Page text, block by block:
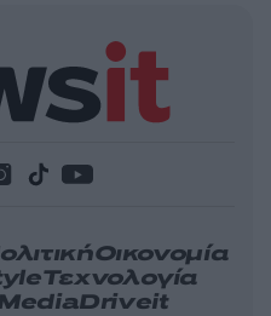
Οικονομία
Τεχνολογία
Driveit